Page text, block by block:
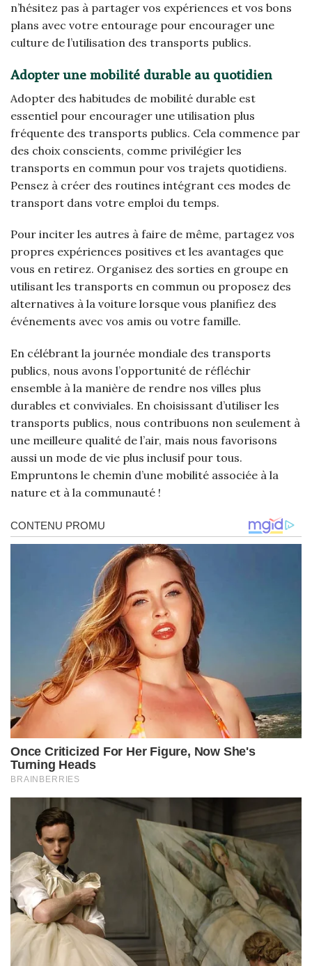
n’hésitez pas à partager vos expériences et vos bons
plans avec votre entourage pour encourager une
culture de l’utilisation des transports publics.
Adopter une mobilité durable au quotidien
Adopter des habitudes de mobilité durable est
essentiel pour encourager une utilisation plus
fréquente des transports publics. Cela commence par
des choix conscients, comme privilégier les
transports en commun pour vos trajets quotidiens.
Pensez à créer des routines intégrant ces modes de
transport dans votre emploi du temps.
Pour inciter les autres à faire de même, partagez vos
propres expériences positives et les avantages que
vous en retirez. Organisez des sorties en groupe en
utilisant les transports en commun ou proposez des
alternatives à la voiture lorsque vous planifiez des
événements avec vos amis ou votre famille.
En célébrant la journée mondiale des transports
publics, nous avons l’opportunité de réfléchir
ensemble à la manière de rendre nos villes plus
durables et conviviales. En choisissant d’utiliser les
transports publics, nous contribuons non seulement à
une meilleure qualité de l’air, mais nous favorisons
aussi un mode de vie plus inclusif pour tous.
Empruntons le chemin d’une mobilité associée à la
nature et à la communauté !